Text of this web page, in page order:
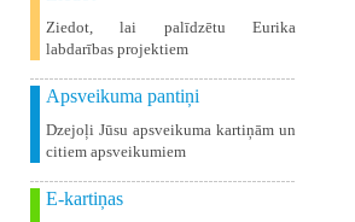
Ziedot, lai palīdzētu Eurika
labdarības projektiem
Apsveikuma pantiņi
Dzejoļi Jūsu apsveikuma kartiņām un
citiem apsveikumiem
E-kartiņas